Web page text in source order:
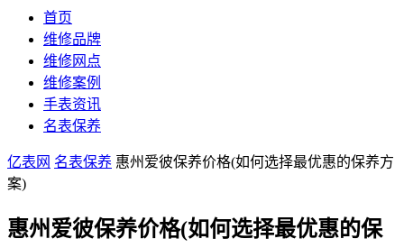
首页
维修品牌
维修网点
维修案例
手表资讯
名表保养
亿表网 名表保养 惠州爱彼保养价格(如何选择最优惠的保养方
案)
惠州爱彼保养价格(如何选择最优惠的保